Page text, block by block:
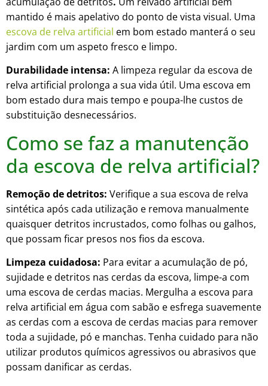
mantido é mais apelativo do ponto de vista visual. Uma
escova de relva artificial em bom estado manterá o seu
jardim com um aspeto fresco e limpo.
Durabilidade intensa: A limpeza regular da escova de
relva artificial prolonga a sua vida útil. Uma escova em
bom estado dura mais tempo e poupa-lhe custos de
substituição desnecessários.
Como se faz a manutenção
da escova de relva artificial?
Remoção de detritos: Verifique a sua escova de relva
sintética após cada utilização e remova manualmente
quaisquer detritos incrustados, como folhas ou galhos,
que possam ficar presos nos fios da escova.
Limpeza cuidadosa: Para evitar a acumulação de pó,
sujidade e detritos nas cerdas da escova, limpe-a com
uma escova de cerdas macias. Mergulha a escova para
relva artificial em água com sabão e esfrega suavemente
as cerdas com a escova de cerdas macias para remover
toda a sujidade, pó e manchas. Tenha cuidado para não
utilizar produtos químicos agressivos ou abrasivos que
possam danificar as cerdas.